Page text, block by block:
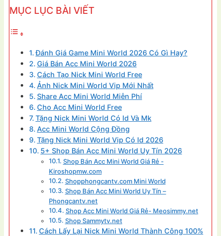
MỤC LỤC BÀI VIẾT
Đánh Giá Game Mini World 2026 Có Gì Hay?
Giá Bán Acc Mini World 2026
Cách Tạo Nick Mini World Free
Ảnh Nick Mini World Vip Mới Nhất
Share Acc Mini World Miễn Phí
Cho Acc Mini World Free
Tặng Nick Mini World Có Id Và Mk
Acc Mini World Cộng Đồng
Tặng Nick Mini World Vip Có Id 2026
5+ Shop Bán Acc Mini World Uy Tín 2026
Shop Bán Acc Mini World Giá Rẻ -
Kiroshopmw.com
Shopphongcantv.com Mini World
Shop Bán Acc Mini World Uy Tín –
Phongcantv.net
Shop Acc Mini World Giá Rẻ- Meosimmy.net
Shop Sammytv.net
Cách Lấy Lại Nick Mini World Thành Công 100%